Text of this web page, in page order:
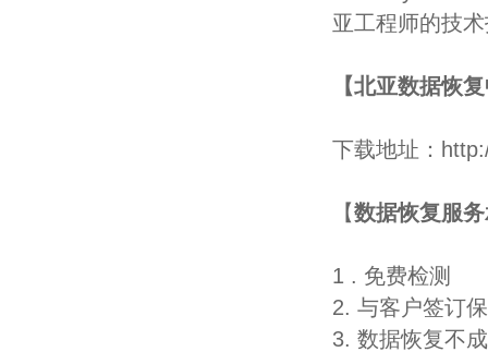
亚工程师的技
【北亚数据恢
下载地址：
【数据恢复服
1 . 免费检测
2. 与客户签订
3. 数据恢复不